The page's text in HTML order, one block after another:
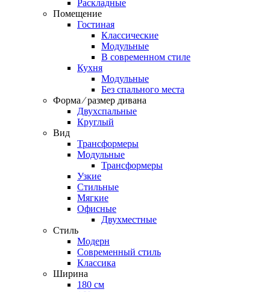
Раскладные
Помещение
Гостиная
Классические
Модульные
В современном стиле
Кухня
Модульные
Без спального места
Форма ⁄ размер дивана
Двухспальные
Круглый
Вид
Трансформеры
Модульные
Трансформеры
Узкие
Стильные
Мягкие
Офисные
Двухместные
Стиль
Модерн
Современный стиль
Классика
Ширина
180 см